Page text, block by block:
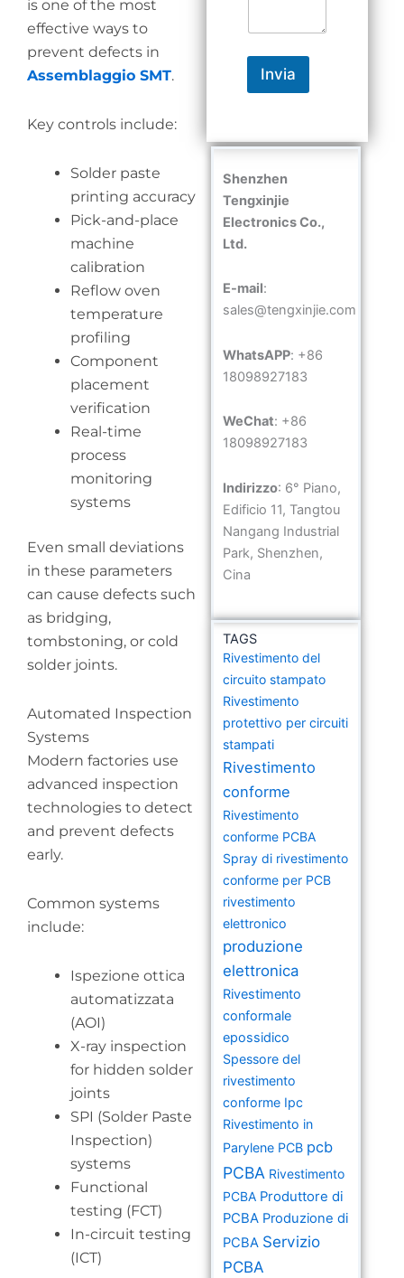
is one of the most
effective ways to
prevent defects in
Assemblaggio SMT.
Key controls include:
Solder paste
printing accuracy
Pick-and-place
machine
calibration
Reflow oven
temperature
profiling
Component
placement
verification
Real-time
process
monitoring
systems
Even small deviations
in these parameters
can cause defects such
as bridging,
tombstoning, or cold
solder joints.
Automated Inspection
Systems
Modern factories use
advanced inspection
technologies to detect
and prevent defects
early.
Common systems
include:
Ispezione ottica
automatizzata
(AOI)
X-ray inspection
for hidden solder
joints
SPI (Solder Paste
Inspection)
systems
Functional
testing (FCT)
In-circuit testing
(ICT)
Invia
Shenzhen
Tengxinjie
Electronics Co.,
Ltd.
E-mail:
sales@tengxinjie.com
WhatsAPP: +86
18098927183
WeChat: +86
18098927183
Indirizzo: 6° Piano,
Edificio 11, Tangtou
Nangang Industrial
Park, Shenzhen,
Cina
TAGS
Rivestimento del
circuito stampato
Rivestimento
protettivo per circuiti
stampati
Rivestimento
conforme
Rivestimento
conforme PCBA
Spray di rivestimento
conforme per PCB
rivestimento
elettronico
produzione
elettronica
Rivestimento
conformale
epossidico
Spessore del
rivestimento
conforme Ipc
Rivestimento in
Parylene PCB pcb
PCBA Rivestimento
PCBA Produttore di
PCBA Produzione di
PCBA Servizio
PCBA